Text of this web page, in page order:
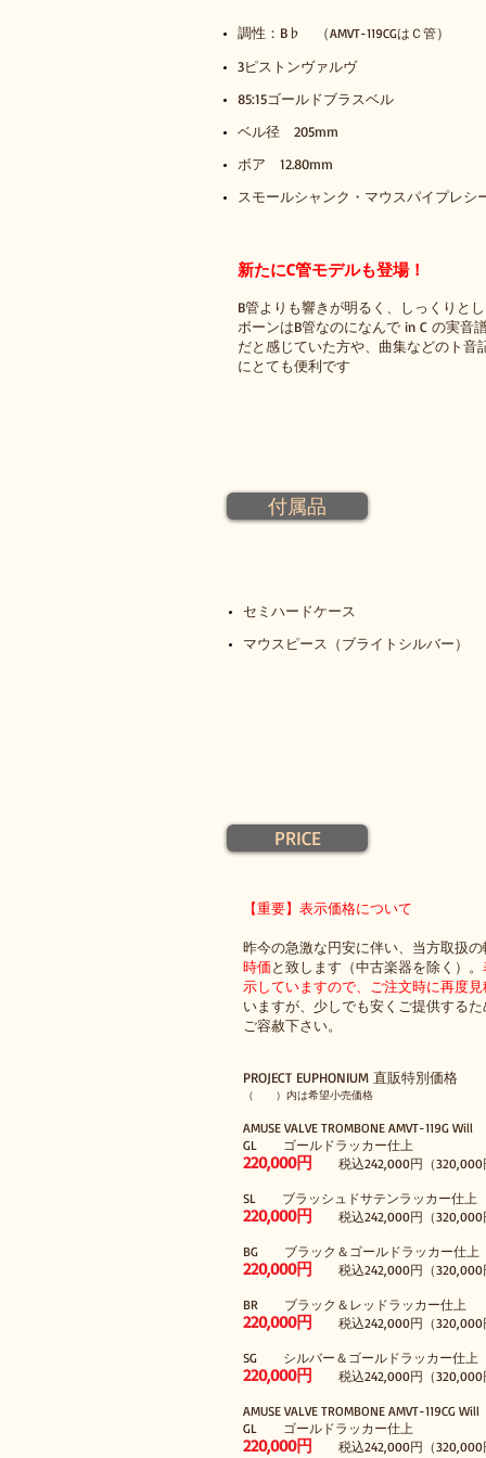
調性：B♭ （AMVT-119CGはＣ管）
3ピストンヴァルヴ
85:15ゴールドブラスベル
ベル径 205mm
ボア 12.80mm
スモールシャンク・マウスパイプレシ
新たにC管モデルも登場！
B管よりも響きが明るく、しっくりと
ボーンはB管なのになんで in C の実音
だと感じていた方や、曲集などのト音
にとても便利です
付属品
セミハードケース
マウスピース（ブライトシルバー）
PRICE
【重要】表示価格について
昨今の急激な円安に伴い、当方取扱
時価と致します（中古楽器を除く）。
示していますので、ご注文時に再度
いますが、少しでも安くご提供する
ご容赦下さい。
PROJECT EUPHONIUM 直販特別価格
（ ）内は希望小売価格
AMUSE VALVE TROMBONE AMVT-119G Will
GL ゴールドラッカー仕上
220,000円 税込242,000円（320,000
SL ブラッシュドサテンラッカー仕上
220,000円 税込242,000円（320,000
BG ブラック＆ゴールドラッカー仕上
220,000円 税込242,000円（320,000
BR ブラック＆レッドラッカー仕上
220,000円 税込242,000円（320,000
SG シルバー＆ゴールドラッカー仕上
220,000円 税込242,000円（320,000
AMUSE VALVE TROMBONE AMVT-119CG
GL ゴールドラッカー仕上
220,000円 税込242,000円（320,000